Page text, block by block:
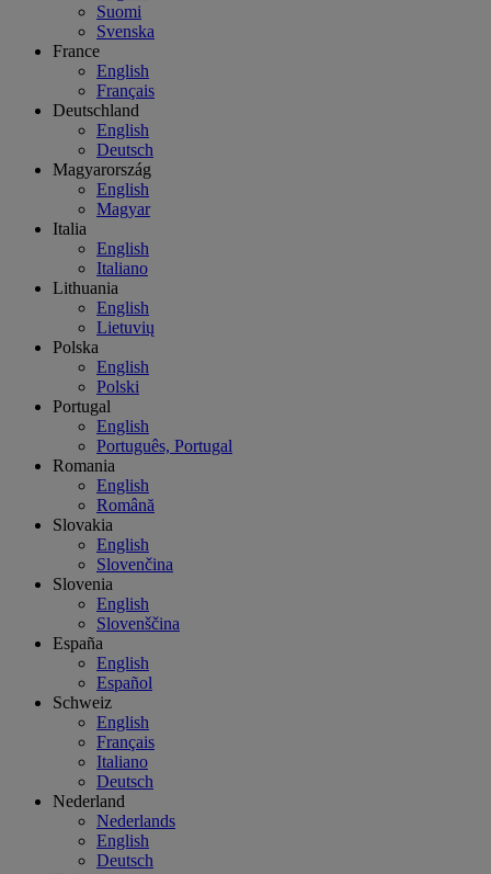
Suomi
Svenska
France
English
Français
Deutschland
English
Deutsch
Magyarország
English
Magyar
Italia
English
Italiano
Lithuania
English
Lietuvių
Polska
English
Polski
Portugal
English
Português, Portugal
Romania
English
Română
Slovakia
English
Slovenčina
Slovenia
English
Slovenščina
España
English
Español
Schweiz
English
Français
Italiano
Deutsch
Nederland
Nederlands
English
Deutsch